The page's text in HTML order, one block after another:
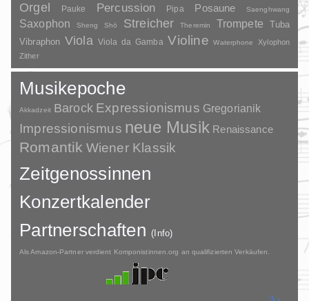
Orgel Pauke Percussion Pipa Posaune Saenghwang
Saxophon Sheng Shō Streicher Theremin Trompete
Tuba
Vibraphon Viola Viola da Gamba Violine Waterphone
Xylophon
Zither
Musikepoche
Akkadzeit Barock Expressionismus Gregorianik
Impressionismus neue Musik Renaissance
Romantik Wiener Klassik
Zeitgenossinnen
Konzertkalender
Partnerschaften(Info)
Als Amazon-Partner verdient Komponistinnen.org an qualifizierten Verkäufen.